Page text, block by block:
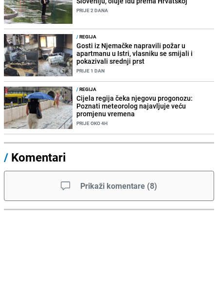
PRIJE 2 DANA
/REGIJA
Gosti iz Njemačke napravili požar u
apartmanu u Istri, vlasniku se smijali i
pokazivali srednji prst
PRIJE 1 DAN
/REGIJA
Cijela regija čeka njegovu progonozu:
Poznati meteorolog najavljuje veću
promjenu vremena
PRIJE OKO 4H
/ Komentari
Prikaži komentare (8)